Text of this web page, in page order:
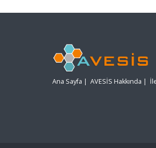
Ana Sayfa | AVESİS Hakkında |